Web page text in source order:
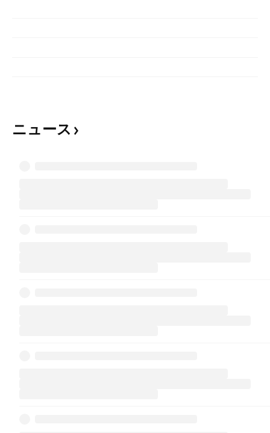
ニュース